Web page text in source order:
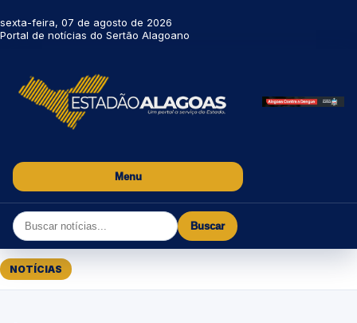
sexta-feira, 07 de agosto de 2026
Portal de notícias do Sertão Alagoano
Menu
Buscar
NOTÍCIAS